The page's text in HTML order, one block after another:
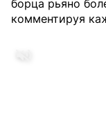
борца рьяно
комментируя